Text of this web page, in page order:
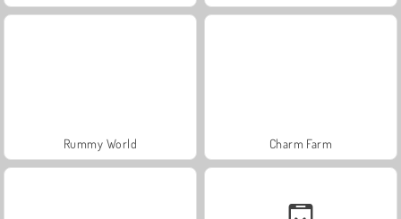
Rummy World Charm Farm